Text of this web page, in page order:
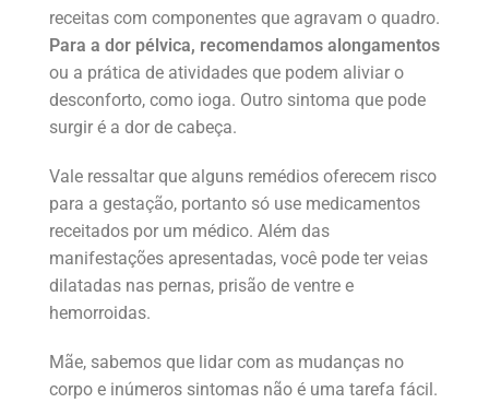
receitas com componentes que agravam o quadro.
Para a dor pélvica, recomendamos alongamentos
ou a prática de atividades que podem aliviar o
desconforto, como ioga. Outro sintoma que pode
surgir é a dor de cabeça.
Vale ressaltar que alguns remédios oferecem risco
para a gestação, portanto só use medicamentos
receitados por um médico. Além das
manifestações apresentadas, você pode ter veias
dilatadas nas pernas, prisão de ventre e
hemorroidas.
Mãe, sabemos que lidar com as mudanças no
corpo e inúmeros sintomas não é uma tarefa fácil.